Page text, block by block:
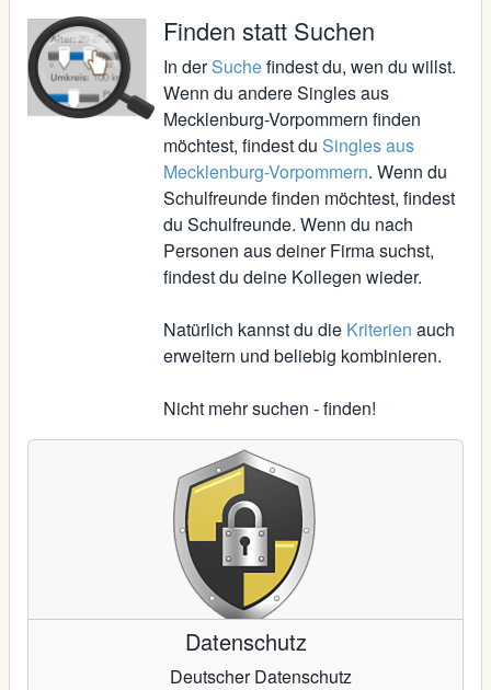
Finden statt Suchen
In derSuchefindest du, wen du willst.
Wenn du andere Singles aus
Mecklenburg-Vorpommern finden
möchtest, findest du Singles aus
Mecklenburg-Vorpommern. Wenn du
Schulfreunde finden möchtest, findest
du Schulfreunde. Wenn du nach
Personen aus deiner Firma suchst,
findest du deine Kollegen wieder.
Natürlich kannst du die Kriterien auch
erweitern und beliebig kombinieren.
Nicht mehr suchen - finden!
Datenschutz
Deutscher Datenschutz